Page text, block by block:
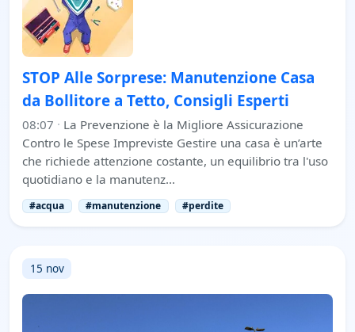
STOP Alle Sorprese: Manutenzione Casa
da Bollitore a Tetto, Consigli Esperti
08:07 · La Prevenzione è la Migliore Assicurazione
Contro le Spese Impreviste Gestire una casa è un’arte
che richiede attenzione costante, un equilibrio tra l'uso
quotidiano e la manutenz…
#acqua #manutenzione #perdite
15 nov